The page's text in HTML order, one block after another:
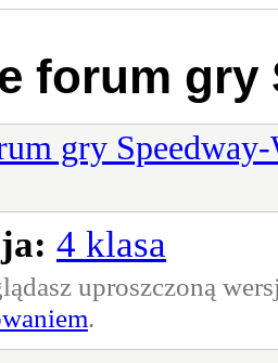
forum gry
gry
4 klasa
uproszczoną
.